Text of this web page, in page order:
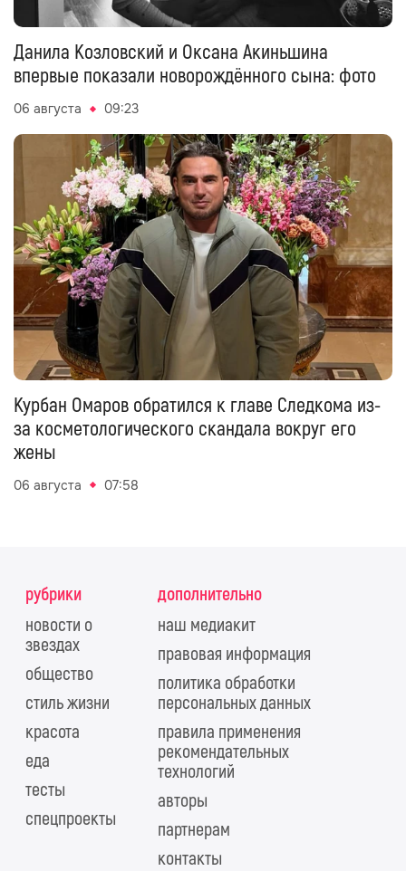
Данила Козловский и Оксана Акиньшина
впервые показали новорождённого сына: фото
06 августа 09:23
Курбан Омаров обратился к главе Следкома из-
за косметологического скандала вокруг его
жены
06 августа 07:58
рубрики
новости о
звездах
общество
стиль жизни
красота
еда
тесты
спецпроекты
дополнительно
наш медиакит
правовая информация
политика обработки
персональных данных
правила применения
рекомендательных
технологий
авторы
партнерам
контакты